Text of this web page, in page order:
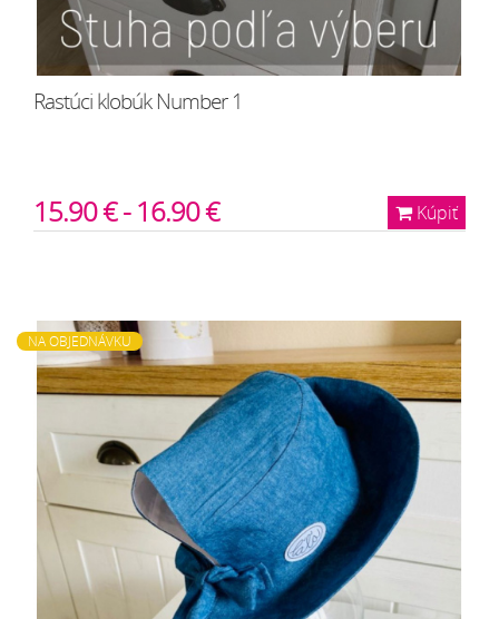
Rastúci klobúk Number 1
Kúpiť
15.90 € - 16.90 €
NA OBJEDNÁVKU